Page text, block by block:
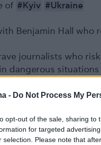
- Do Not Process My
opt-out of the sale, sharing
for targeted
selection. Please note that
of #Kyiv #Ukraine
Benjamin Hall who
journalists who
dangerous situations